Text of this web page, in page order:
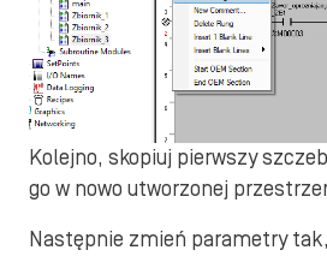
Kolejno, skopiuj pierwszy
go w nowo utworzonej
Następnie zmień parametry